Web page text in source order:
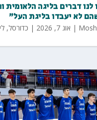
דברים בליגה הלאומית
לא יעבדו בליגת העל"
| אוג 7, 2026 | כדורסל,